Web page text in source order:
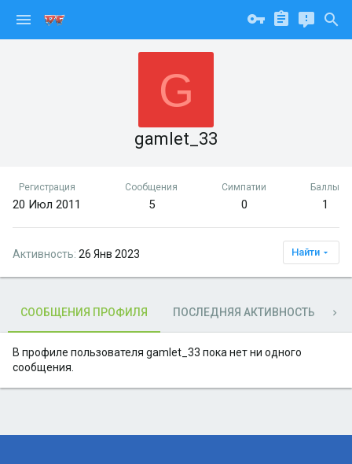
G
gamlet_33
Регистрация
20 Июл 2011
Сообщения
5
Симпатии
0
Баллы
1
Активность 26 Янв 2023 Найти
СООБЩЕНИЯ ПРОФИЛЯ ПОСЛЕДНЯЯ АКТИВНОСТЬ
В профиле пользователя gamlet_33 пока нет ни одного
сообщения.